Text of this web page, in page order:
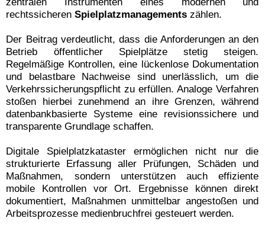
rechtssicherenSpielplatzmanagements zählen.
Der Beitrag verdeutlicht, dass die Anforderungen an den
Betrieb öffentlicher Spielplätze stetig steigen.
Regelmäßige Kontrollen, eine lückenlose Dokumentation
und belastbare Nachweise sind unerlässlich, um die
Verkehrssicherungspflicht zu erfüllen. Analoge Verfahren
stoßen hierbei zunehmend an ihre Grenzen, während
datenbankbasierte Systeme eine revisionssichere und
transparente Grundlage schaffen.
Digitale Spielplatzkataster ermöglichen nicht nur die
strukturierte Erfassung aller Prüfungen, Schäden und
Maßnahmen, sondern unterstützen auch effiziente
mobile Kontrollen vor Ort. Ergebnisse können direkt
dokumentiert, Maßnahmen unmittelbar angestoßen und
Arbeitsprozesse medienbruchfrei gesteuert werden.